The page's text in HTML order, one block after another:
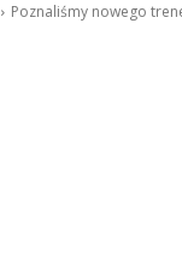
Poznaliśmy nowego